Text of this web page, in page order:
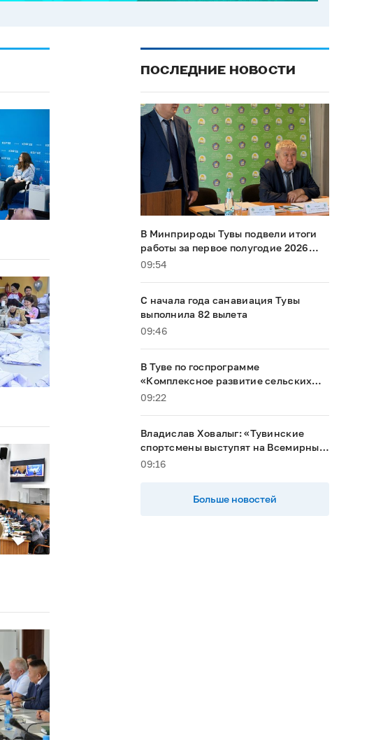
ПОСЛЕДНИЕ НОВОСТИ
В Минприроды Тувы подвели итоги
работы за первое полугодие 2026
года
09:54
С начала года санавиация Тувы
выполнила 82 вылета
09:46
В Туве по госпрограмме
«Комплексное развитие сельских
территорий» строят два объекта
09:22
Владислав Ховалыг: «Тувинские
спортсмены выступят на Всемирных
играх кочевников в Кыргызстане»
09:16
Больше новостей